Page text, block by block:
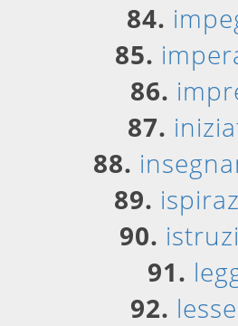
84.
85.
86.
87.
88.
89.
90.
91.
92.